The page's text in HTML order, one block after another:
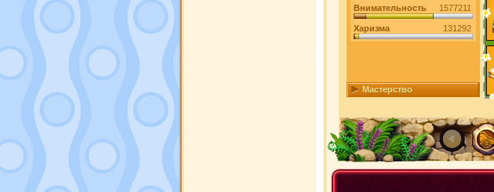
Внимательность 1577211
Харизма 131292
Мастерство